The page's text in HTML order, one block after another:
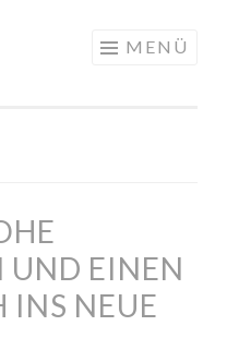
MENÜ
EINEN
INS NEUE